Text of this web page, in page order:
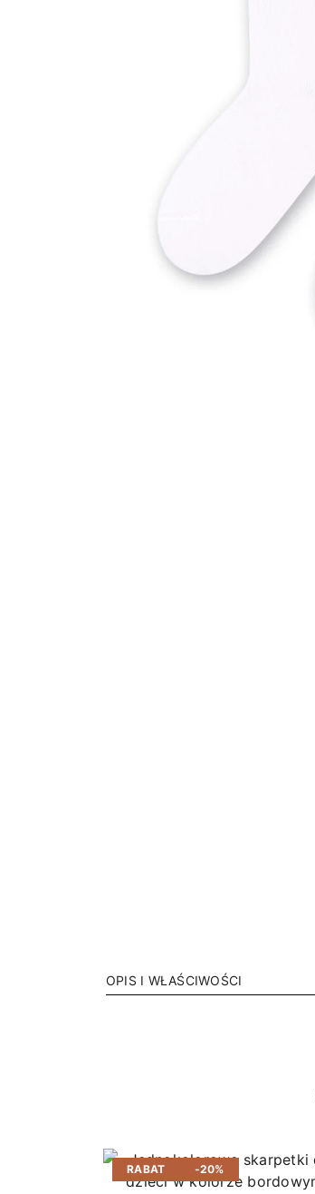
OPIS I WŁAŚCIWOŚCI
RABAT -20%